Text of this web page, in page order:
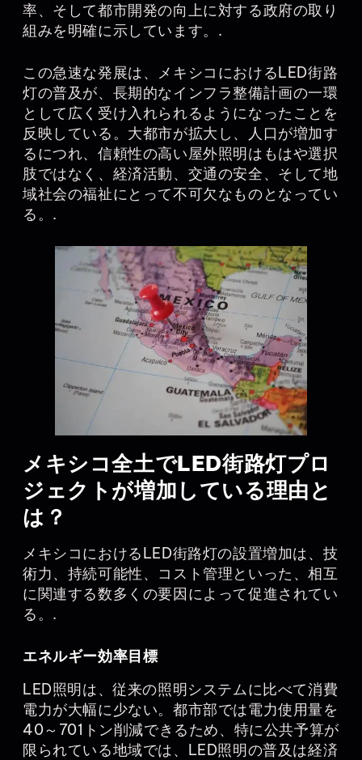
率、そして都市開発の向上に対する政府の取り
組みを明確に示しています。.
この急速な発展は、メキシコにおけるLED街路
灯の普及が、長期的なインフラ整備計画の一環
として広く受け入れられるようになったことを
反映している。大都市が拡大し、人口が増加す
るにつれ、信頼性の高い屋外照明はもはや選択
肢ではなく、経済活動、交通の安全、そして地
域社会の福祉にとって不可欠なものとなってい
る。.
メキシコ全土でLED街路灯プロ
ジェクトが増加している理由と
は？
メキシコにおけるLED街路灯の設置増加は、技
術力、持続可能性、コスト管理といった、相互
に関連する数多くの要因によって促進されてい
る。.
エネルギー効率目標
LED照明は、従来の照明システムに比べて消費
電力が大幅に少ない。都市部では電力使用量を
40～701トン削減できるため、特に公共予算が
限られている地域では、LED照明の普及は経済